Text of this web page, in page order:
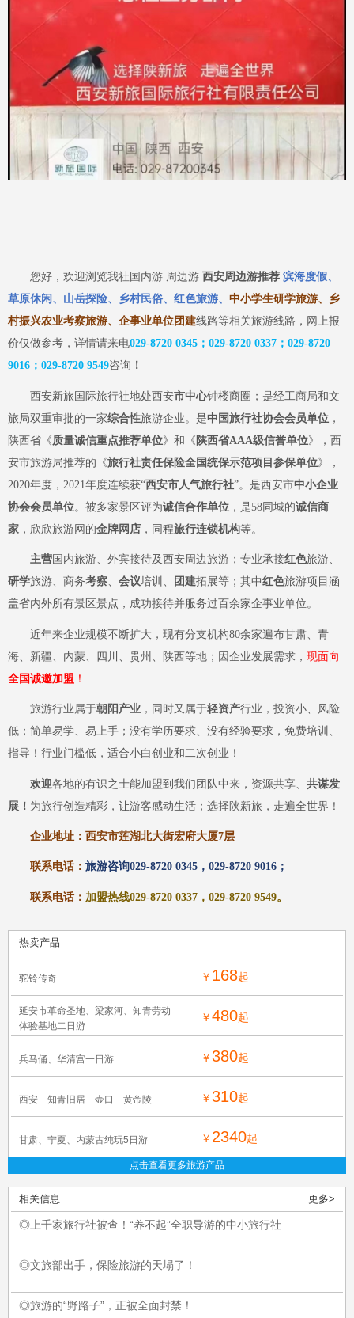
您好，欢迎浏览我社国内游 周边游 西安周边游推荐 滨海度假、
草原休闲、山岳探险、乡村民俗、红色旅游、 中小学生研学旅游、乡
村振兴农业考察旅游、企事业单位团建线路等相关旅游线路，网上报
价仅做参考，详情请来电029-8720 0345；029-8720 0337；029-8720
9016；029-8720 9549咨询 ！
西安新旅国际旅行社地处西安市中心钟楼商圈；是经工商局和文
旅 局双重审批的一家综合性旅游企业 。是中国旅行社协会会员单位 ，
陕西省《 质量诚信重点推荐单位》和《 陕西省AAA级信誉单位》，西
安市旅游局推荐的《旅行社责任保险全国统保示范项目参保单位》，
2020年度，2021年度连续获“西安市人气旅行社”。是西安市中小企业
协会会员单位。被多家景区评为诚信合作单位 ，是58同城的诚信商
家 ，欣欣旅游网的金牌网店 ，同程旅行连锁机构等。
主营 国内旅游、外宾接待及西安周边旅游；专业承接红色旅游、
研学旅游、商务考察、 会议培训、 团建拓展等；其中红色旅游项目涵
盖省内外所有景区景点， 成功接待并服务过百余家企事业单位。
近年来企业规模不断扩大，现有分支机构80余家遍布甘肃、青
海、新疆、内蒙、四川、贵州、陕西等地；因企业发展需求， 现面向
全国诚邀加盟 ！
旅游行业属于朝阳产业 ，同时又属于轻资产行业，投资小、风险
低；简单易学、易上手；没有学历要求、没有经验要求，免费培训、
指导！行业门槛低，适合小白创业和二次创业！
欢迎各地的有识之士能加盟到我们团队中来，资源共享、共谋发
展！ 为旅行创造精彩，让游客感动生活；选择陕新旅，走遍全世界！
企业地址：西安市莲湖北大街宏府大厦7层
联系电话：旅游咨询029-8720 0345，029-8720 9016；
联系电话： 加盟热线029-8720 0337，029-8720 9549。
热卖产品
驼铃传奇 ￥ 168起
延安市革命圣地、梁家河、知青劳动
体验基地二日游
￥480起
兵马俑、华清宫一日游 ￥380起
西安—知青旧居—壶口—黄帝陵 ￥310起
甘肃、宁夏、内蒙古纯玩5日游 ￥ 2340起
点击查看更多旅游产品
相关信息 更多>
◎上千家旅行社被查！“养不起”全职导游的中小旅行社
◎文旅部出手，保险旅游的天塌了！
◎旅游的“野路子”，正被全面封禁！